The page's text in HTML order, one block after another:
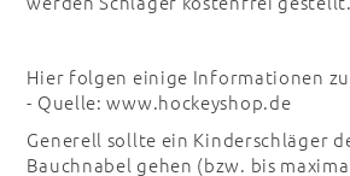
Hier folgen einige Informationen
- Quelle: www.hockeyshop.de
Generell sollte ein Kinderschläger
Bauchnabel gehen (bzw. bis